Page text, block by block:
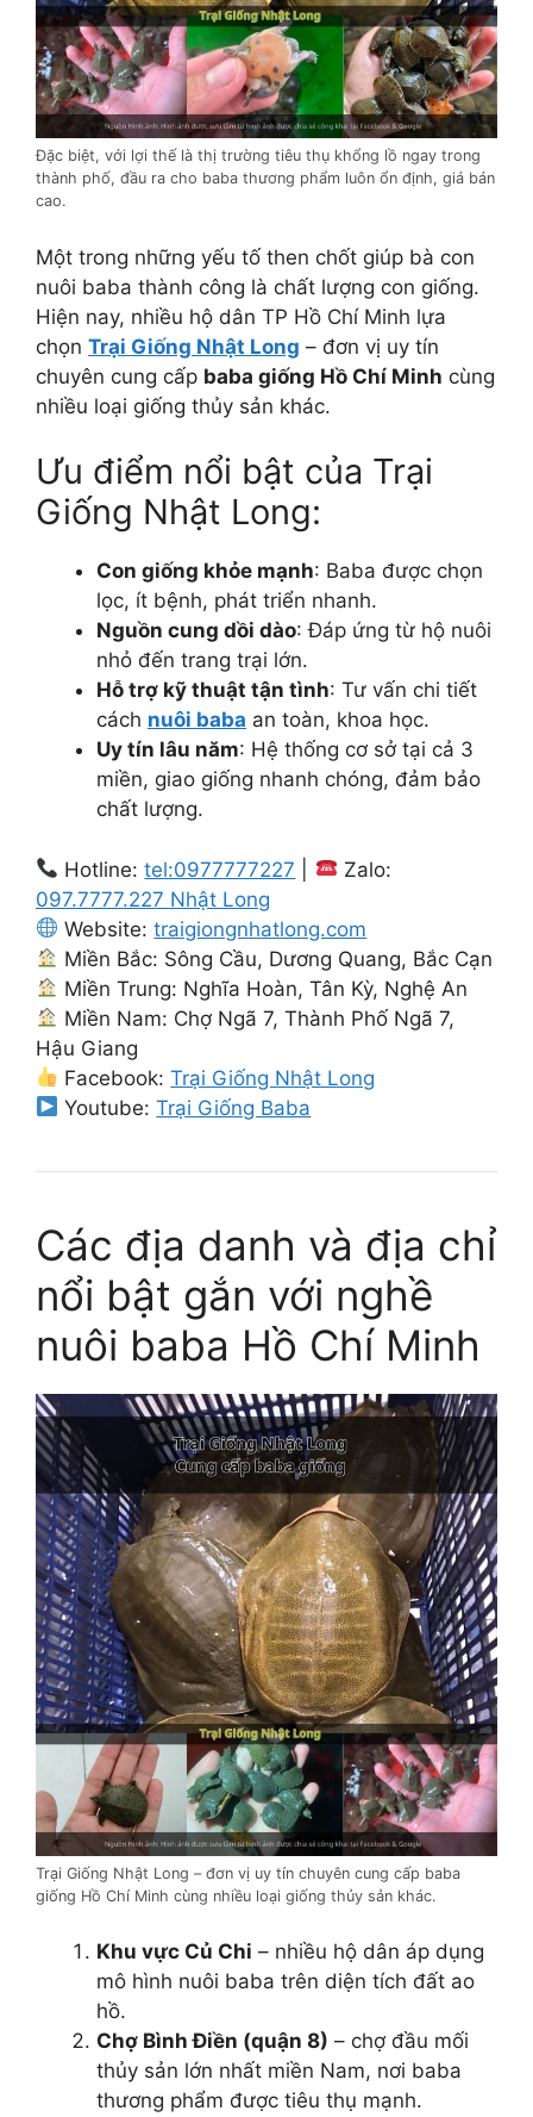
Đặc biệt, với lợi thế là thị trường tiêu thụ khổng lồ ngay trong
thành phố, đầu ra cho baba thương phẩm luôn ổn định, giá bán
cao.
Một trong những yếu tố then chốt giúp bà con
nuôi baba thành công là chất lượng con giống.
Hiện nay, nhiều hộ dân TP Hồ Chí Minh lựa
chọn Trại Giống Nhật Long – đơn vị uy tín
chuyên cung cấp baba giống Hồ Chí Minh cùng
nhiều loại giống thủy sản khác.
Ưu điểm nổi bật của Trại
Giống Nhật Long:
Con giống khỏe mạnh: Baba được chọn
lọc, ít bệnh, phát triển nhanh.
Nguồn cung dồi dào: Đáp ứng từ hộ nuôi
nhỏ đến trang trại lớn.
Hỗ trợ kỹ thuật tận tình: Tư vấn chi tiết
cách nuôi baba an toàn, khoa học.
Uy tín lâu năm: Hệ thống cơ sở tại cả 3
miền, giao giống nhanh chóng, đảm bảo
chất lượng.
Hotline:tel:0977777227
Zalo:
097.7777.227 Nhật Long
Website:traigiongnhatlong.com
Miền Bắc: Sông Cầu, Dương Quang, Bắc Cạn
Miền Trung: Nghĩa Hoàn, Tân Kỳ, Nghệ An
Miền Nam: Chợ Ngã 7, Thành Phố Ngã 7,
Hậu Giang
Facebook:Trại Giống Nhật Long
Youtube:Trại Giống Baba
Các địa danh và địa chỉ
nổi bật gắn với nghề
nuôi baba Hồ Chí Minh
Trại Giống Nhật Long – đơn vị uy tín chuyên cung cấp baba
giống Hồ Chí Minh cùng nhiều loại giống thủy sản khác.
Khu vực Củ Chi – nhiều hộ dân áp dụng
mô hình nuôi baba trên diện tích đất ao
hồ.
Chợ Bình Điền (quận 8) – chợ đầu mối
thủy sản lớn nhất miền Nam, nơi baba
thương phẩm được tiêu thụ mạnh.